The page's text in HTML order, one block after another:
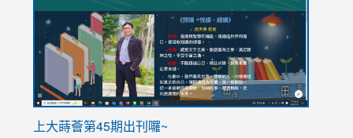
ink
上大蒔薈第45期出刊囉~